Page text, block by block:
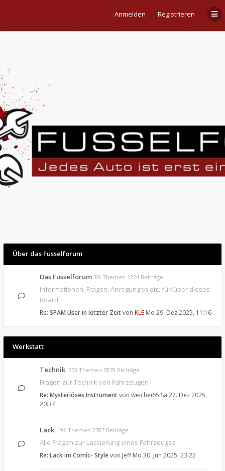
Anmelden Registrieren
Über das Fusselforum
Das Fusselforum 89 Themen 1224 Beiträge
Informationen, Fragen, Anregungen etc. für/über dieses
Board
Re: SPAM User in letzter Zeitvon KLE Mo 29. Dez 2025, 11:16
Werkstatt
Technik 753 Themen 7879 Beiträge
Fragen zur Technik von Fahrzeugen
Re: Mysteriöses Instrumentvon weichei65 Sa 27. Dez 2025,
20:37
Lack 196 Themen 2787 Beiträge
Alle Fragen zur Lackierung eines Fahrzeuges
Re: Lack im Comic- Stylevon Jeff Mo 30. Jun 2025, 23:22